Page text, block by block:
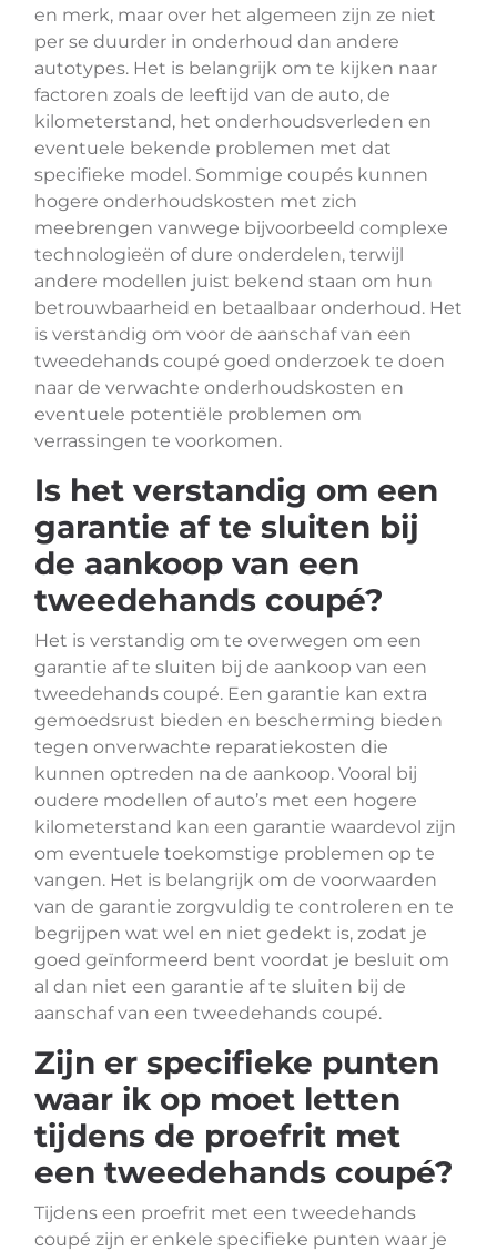
en merk, maar over het algemeen zijn ze niet
per se duurder in onderhoud dan andere
autotypes. Het is belangrijk om te kijken naar
factoren zoals de leeftijd van de auto, de
kilometerstand, het onderhoudsverleden en
eventuele bekende problemen met dat
specifieke model. Sommige coupés kunnen
hogere onderhoudskosten met zich
meebrengen vanwege bijvoorbeeld complexe
technologieën of dure onderdelen, terwijl
andere modellen juist bekend staan om hun
betrouwbaarheid en betaalbaar onderhoud. Het
is verstandig om voor de aanschaf van een
tweedehands coupé goed onderzoek te doen
naar de verwachte onderhoudskosten en
eventuele potentiële problemen om
verrassingen te voorkomen.
Is het verstandig om een
garantie af te sluiten bij
de aankoop van een
tweedehands coupé?
Het is verstandig om te overwegen om een
garantie af te sluiten bij de aankoop van een
tweedehands coupé. Een garantie kan extra
gemoedsrust bieden en bescherming bieden
tegen onverwachte reparatiekosten die
kunnen optreden na de aankoop. Vooral bij
oudere modellen of auto’s met een hogere
kilometerstand kan een garantie waardevol zijn
om eventuele toekomstige problemen op te
vangen. Het is belangrijk om de voorwaarden
van de garantie zorgvuldig te controleren en te
begrijpen wat wel en niet gedekt is, zodat je
goed geïnformeerd bent voordat je besluit om
al dan niet een garantie af te sluiten bij de
aanschaf van een tweedehands coupé.
Zijn er specifieke punten
waar ik op moet letten
tijdens de proefrit met
een tweedehands coupé?
Tijdens een proefrit met een tweedehands
coupé zijn er enkele specifieke punten waar je